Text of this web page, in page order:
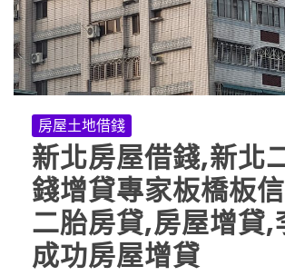
房屋土地借錢
新北房屋借錢,新北
錢增貸專家板橋板
二胎房貸,房屋增貸,
成功房屋增貸